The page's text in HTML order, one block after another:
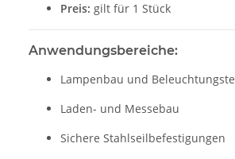
Preis: gilt für 1 Stück
Anwendungsbereiche:
Lampenbau und
Laden- und Messebau
Sichere Stahlseilbefestigungen